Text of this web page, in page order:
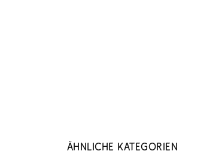
Ähnliche Kategorien